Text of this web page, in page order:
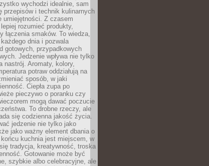
wychodzi idealnie, sam
przepisów i technik kulinarnych
umiejętności. Z czasem
rozumieć produkty,
łączenia smaków. To wiedza,
dnia i pozwala
gotowych, przypadkowych
Jedzenie wpływa nie tylko
nastrój. Aromaty, kolory,
potraw oddziałują na
sposób, w jaki
Ciepła zupa po
pieczywo o poranku czy
mogą dawać poczucie
To drobne rzeczy, ale
się codzienna jakość życia.
jedzenie nie tylko jako
jako ważny element dbania o
kuchnia jest miejscem, w
tradycja, kreatywność, troska
Gotowanie może być
szybkie albo celebracyjne, ale